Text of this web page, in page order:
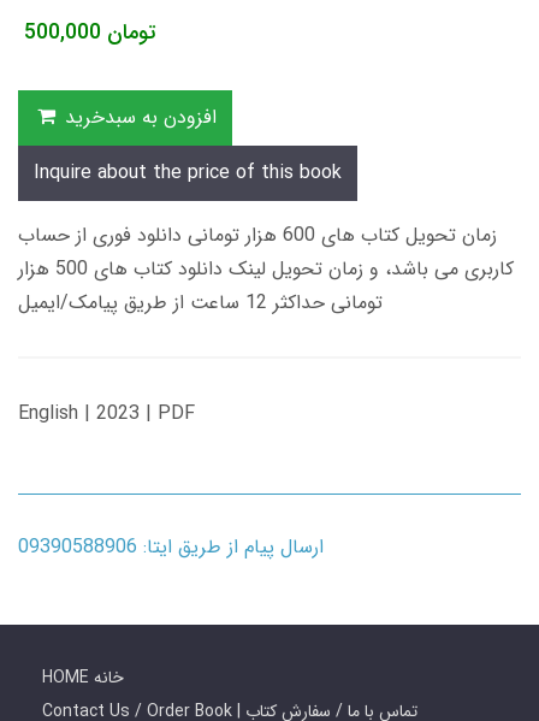
500,000 تومان
افزودن به سبدخرید
Inquire about the price of this book
زمان تحویل کتاب های 600 هزار تومانی دانلود فوری از حساب
کاربری می باشد، و زمان تحویل لینک دانلود کتاب های 500 هزار
تومانی حداکثر 12 ساعت از طریق پیامک/ایمیل
English | 2023 | PDF
ارسال پیام از طریق ایتا: 09390588906
HOME خانه
Contact Us / Order Book | تماس با ما / سفارش کتاب